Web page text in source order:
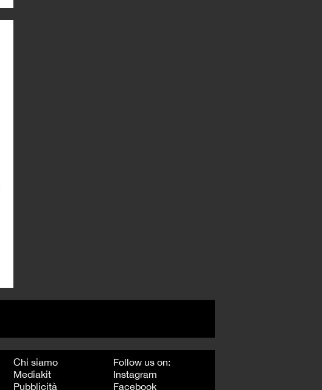
Chi siamo
Mediakit
Pubblicità
Follow us on:
Instagram
Facebook